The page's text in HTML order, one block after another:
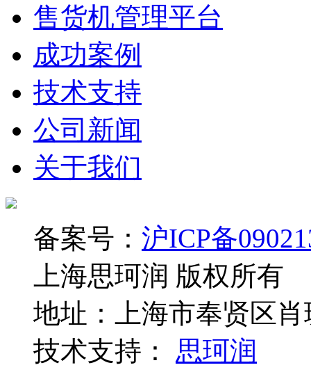
售货机管理平台
成功案例
技术支持
公司新闻
关于我们
备案号： 沪ICP备
上海思珂润 版权所有
地址：上海市奉贤区肖
技术支持： 思珂润